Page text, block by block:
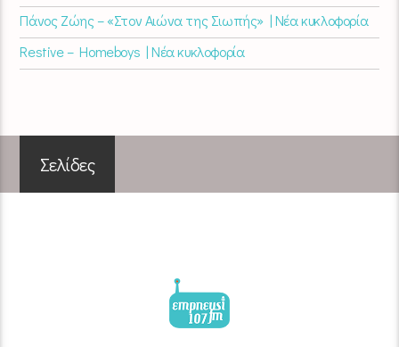
Πάνος Ζώης – «Στον Αιώνα της Σιωπής» | Νέα κυκλοφορία
Restive – Homeboys | Νέα κυκλοφορία
Σελίδες